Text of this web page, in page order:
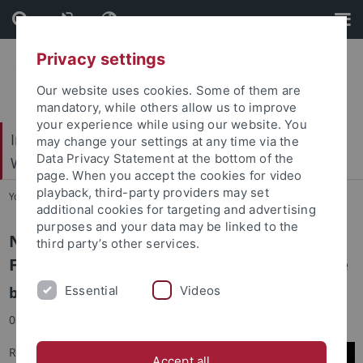
Skip
to
content
Skip
to
footer
Internationales Zentrum für Ethik in den
Wissenschaften (IZEW)
You are here: Startseite ... Publikationen
Never have to say Goodbye? Aktuelle
Forschungen zur Ethik des Digital Afterlife
by Matthias Meitzler
06.05.2025
Rund 2.600 geladene Gäste
Privacy settings
Our website uses cookies. Some of them are
mandatory, while others allow us to improve
your experience while using our website. You
may change your settings at any time via the
Data Privacy Statement at the bottom of the
page. When you accept the cookies for video
playback, third-party providers may set
additional cookies for targeting and advertising
purposes and your data may be linked to the
third party’s other services.
Essential Videos